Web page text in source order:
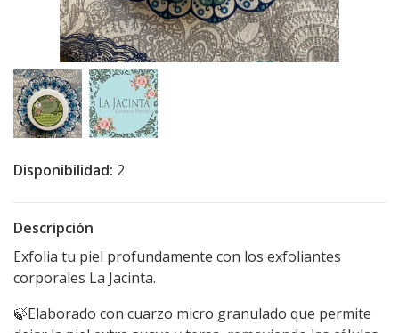
Disponibilidad: 2
Descripción
Exfolia tu piel profundamente con los exfoliantes
corporales La Jacinta.
🍃Elaborado con cuarzo micro granulado que permite